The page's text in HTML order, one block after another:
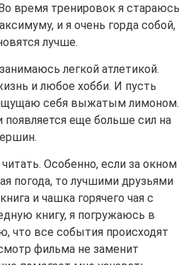
время тренировок я стараюсь
и я очень горда собой,
лучше.
легкой атлетикой.
и любое хобби. И пусть
себя выжатым лимоном.
появляется еще больше сил на
Особенно, если за окном
погода, то лучшими друзьями
и чашка горячего чая с
книгу, я погружаюсь в
что все события происходят
фильма не заменит